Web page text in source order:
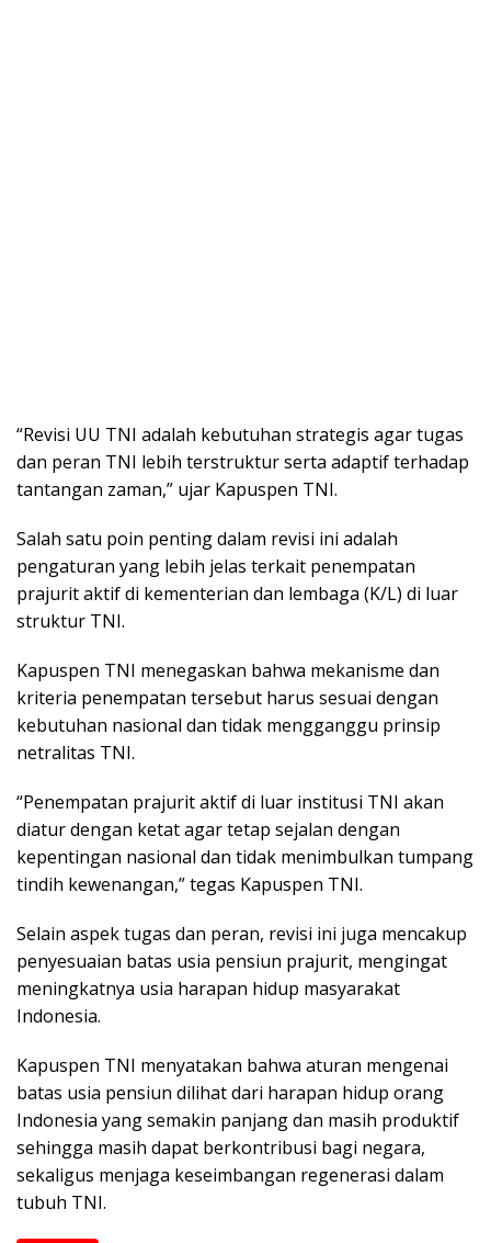
“Revisi UU TNI adalah kebutuhan strategis agar tugas
dan peran TNI lebih terstruktur serta adaptif terhadap
tantangan zaman,” ujar Kapuspen TNI.
Salah satu poin penting dalam revisi ini adalah
pengaturan yang lebih jelas terkait penempatan
prajurit aktif di kementerian dan lembaga (K/L) di luar
struktur TNI.
Kapuspen TNI menegaskan bahwa mekanisme dan
kriteria penempatan tersebut harus sesuai dengan
kebutuhan nasional dan tidak mengganggu prinsip
netralitas TNI.
“Penempatan prajurit aktif di luar institusi TNI akan
diatur dengan ketat agar tetap sejalan dengan
kepentingan nasional dan tidak menimbulkan tumpang
tindih kewenangan,” tegas Kapuspen TNI.
Selain aspek tugas dan peran, revisi ini juga mencakup
penyesuaian batas usia pensiun prajurit, mengingat
meningkatnya usia harapan hidup masyarakat
Indonesia.
Kapuspen TNI menyatakan bahwa aturan mengenai
batas usia pensiun dilihat dari harapan hidup orang
Indonesia yang semakin panjang dan masih produktif
sehingga masih dapat berkontribusi bagi negara,
sekaligus menjaga keseimbangan regenerasi dalam
tubuh TNI.